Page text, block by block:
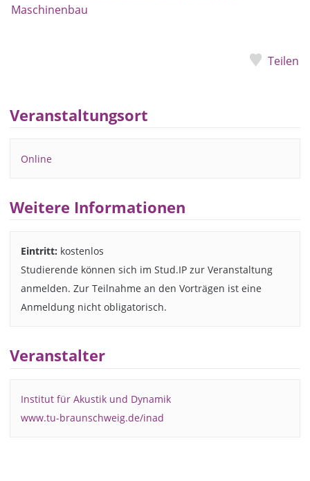
Maschinenbau
Teilen
Veranstaltungsort
Online
Weitere Informationen
Eintritt: kostenlos
Studierende können sich im Stud.IP zur Veranstaltung
anmelden. Zur Teilnahme an den Vorträgen ist eine
Anmeldung nicht obligatorisch.
Veranstalter
Institut für Akustik und Dynamik
www.tu-braunschweig.de/inad